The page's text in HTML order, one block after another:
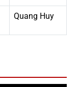
Quang Huy